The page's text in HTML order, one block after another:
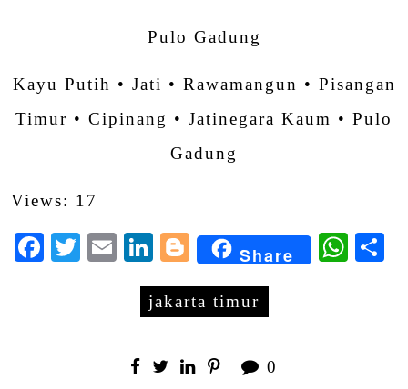
Pulo Gadung
Kayu Putih • Jati • Rawamangun • Pisangan
Timur • Cipinang • Jatinegara Kaum • Pulo
Gadung
Views: 17
Facebook
Twitter
EmailLinkedIn
Blogger
Share
jakarta timur
0